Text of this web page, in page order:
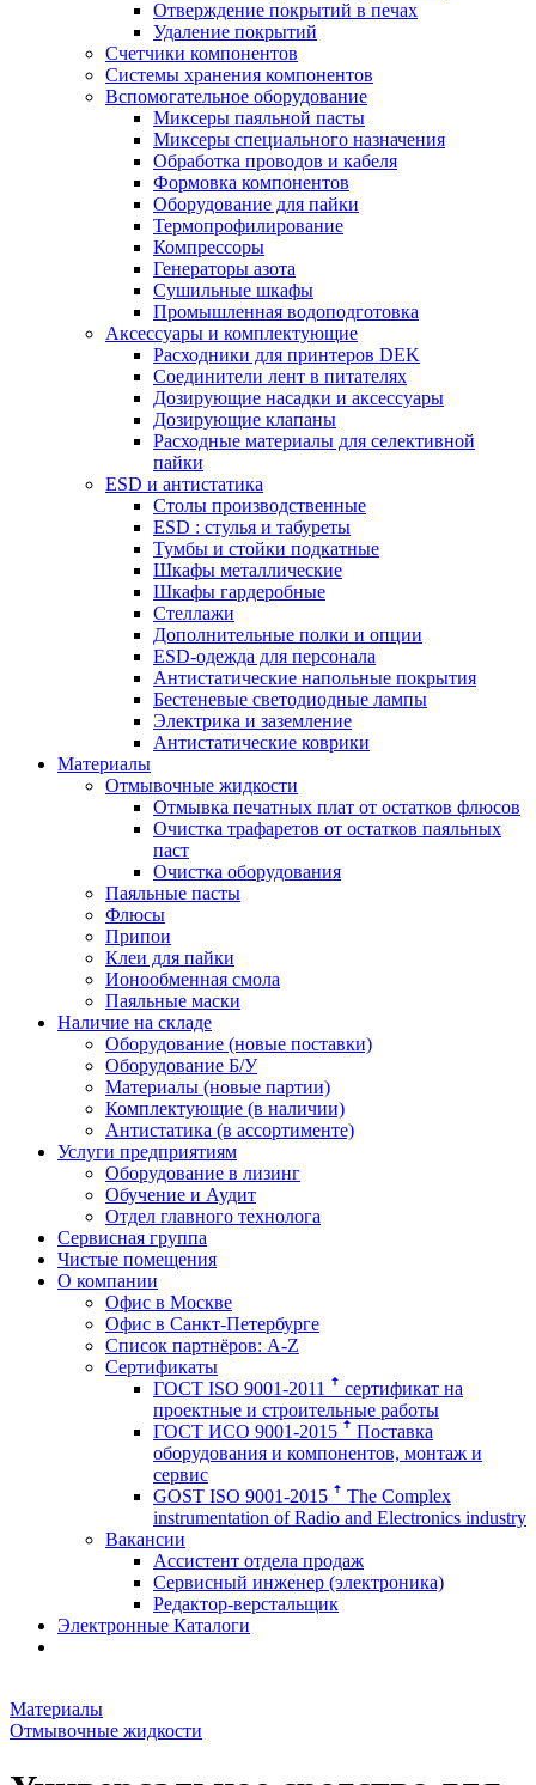
Отверждение покрытий в печах
Удаление покрытий
Счетчики компонентов
Системы хранения компонентов
Вспомогательное оборудование
Миксеры паяльной пасты
Миксеры специального назначения
Обработка проводов и кабеля
Формовка компонентов
Оборудование для пайки
Термопрофилирование
Компрессоры
Генераторы азота
Сушильные шкафы
Промышленная водоподготовка
Аксессуары и комплектующие
Расходники для принтеров DEK
Соединители лент в питателях
Дозирующие насадки и аксессуары
Дозирующие клапаны
Расходные материалы для селективной
пайки
ESD и антистатика
Столы производственные
ESD : cтулья и табуреты
Тумбы и стойки подкатные
Шкафы металлические
Шкафы гардеробные
Стеллажи
Дополнительные полки и опции
ESD-одежда для персонала
Антистатические напольные покрытия
Бестеневые светодиодные лампы
Электрика и заземление
Антистатические коврики
Материалы
Отмывочные жидкости
Отмывка печатных плат от остатков флюсов
Очистка трафаретов от остатков паяльных
паст
Очистка оборудования
Паяльные пасты
Флюсы
Припои
Клеи для пайки
Ионообменная смола
Паяльные маски
Наличие на складе
Оборудование (новые поставки)
Оборудование Б/У
Материалы (новые партии)
Комплектующие (в наличии)
Антистатика (в ассортименте)
Услуги предприятиям
Оборудование в лизинг
Обучение и Аудит
Отдел главного технолога
Сервисная группа
Чистые помещения
О компании
Офис в Москве
Офис в Санкт-Петербурге
Список партнёров: A-Z
Сертификаты
ГОСТ ISO 9001-2011 ꜛ сертификат на
проектные и строительные работы
ГОСТ ИСО 9001-2015 ꜛ Поставка
оборудования и компонентов, монтаж и
сервис
GOST ISO 9001-2015 ꜛ The Complex
instrumentation of Radio and Electronics industry
Вакансии
Ассистент отдела продаж
Сервисный инженер (электроника)
Редактор-верстальщик
Электронные Каталоги
Материалы
Отмывочные жидкости